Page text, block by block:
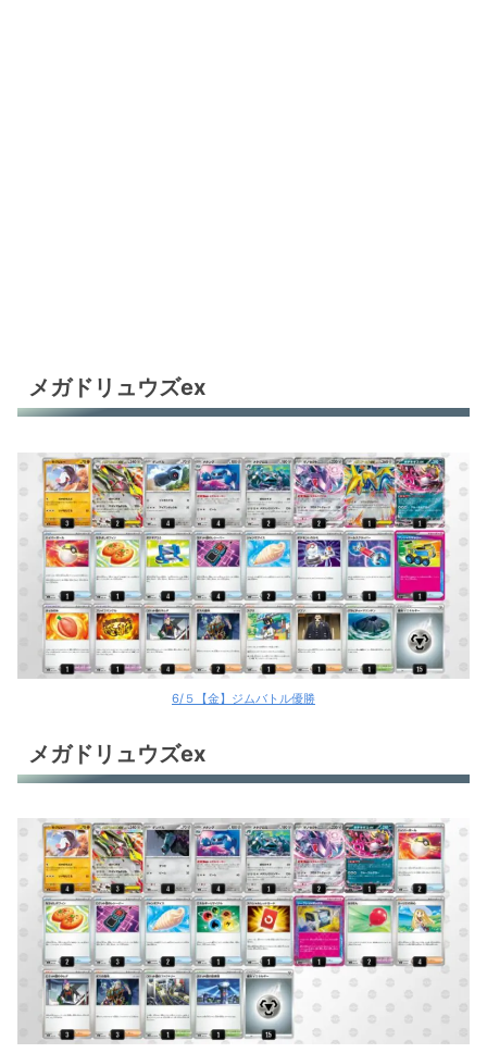
メガドリュウズex
6/５【金】ジムバトル優勝
メガドリュウズex